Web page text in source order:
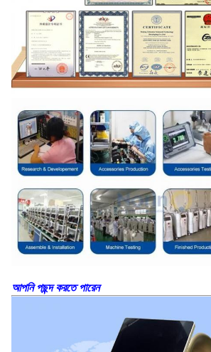
আপনি পছন্দ করতে পারেন